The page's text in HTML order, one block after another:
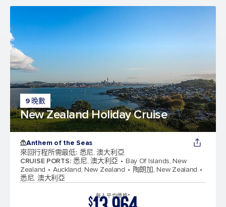
9 晚數
New Zealand Holiday Cruise
Anthem of the Seas
來回行程所需最低: 悉尼, 澳大利亞
CRUISE PORTS: 悉尼, 澳大利亞
Bay Of Islands, New
Zealand
Auckland, New Zealand
陶朗加, New Zealand
悉尼, 澳大利亞
每人平均價格*
$